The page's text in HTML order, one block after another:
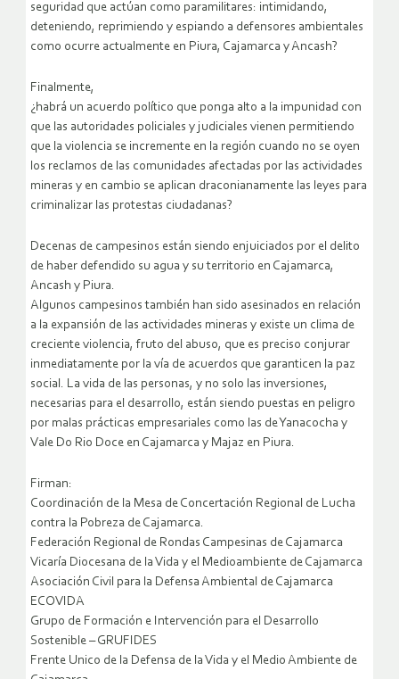
seguridad que actúan como paramilitares: intimidando,
deteniendo, reprimiendo y espiando a defensores ambientales
como ocurre actualmente en Piura, Cajamarca y Ancash?
Finalmente,
¿habrá un acuerdo político que ponga alto a la impunidad con
que las autoridades policiales y judiciales vienen permitiendo
que la violencia se incremente en la región cuando no se oyen
los reclamos de las comunidades afectadas por las actividades
mineras y en cambio se aplican draconianamente las leyes para
criminalizar las protestas ciudadanas?
Decenas de campesinos están siendo enjuiciados por el delito
de haber defendido su agua y su territorio en Cajamarca,
Ancash y Piura.
Algunos campesinos también han sido asesinados en relación
a la expansión de las actividades mineras y existe un clima de
creciente violencia, fruto del abuso, que es preciso conjurar
inmediatamente por la vía de acuerdos que garanticen la paz
social. La vida de las personas, y no solo las inversiones,
necesarias para el desarrollo, están siendo puestas en peligro
por malas prácticas empresariales como las de Yanacocha y
Vale Do Rio Doce en Cajamarca y Majaz en Piura.
Firman:
Coordinación de la Mesa de Concertación Regional de Lucha
contra la Pobreza de Cajamarca.
Federación Regional de Rondas Campesinas de Cajamarca
Vicaría Diocesana de la Vida y el Medioambiente de Cajamarca
Asociación Civil para la Defensa Ambiental de Cajamarca
ECOVIDA
Grupo de Formación e Intervención para el Desarrollo
Sostenible – GRUFIDES
Frente Unico de la Defensa de la Vida y el Medio Ambiente de